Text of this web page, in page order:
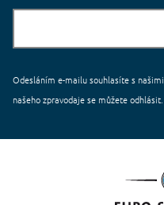
Odesláním e-mailu souhlasíte s našimi
našeho zpravodaje se můžete odhlásit.